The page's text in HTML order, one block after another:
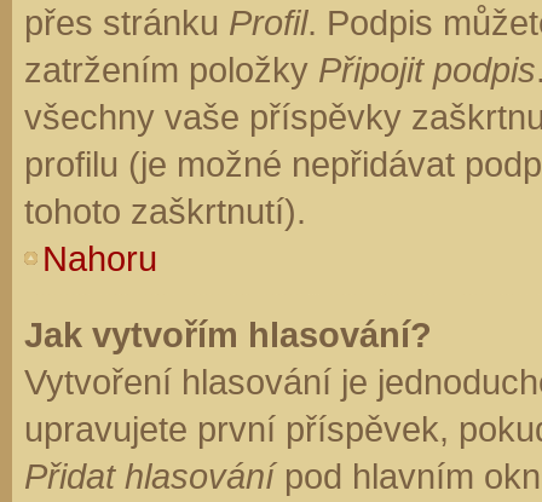
přes stránku Profil. Podpis
zatržením položky Připojit podpis
všechny vaše příspěvky
profilu (je možné nepřidávat
tohoto zaškrtnutí).
Nahoru
Jak vytvořím hlasování?
Vytvoření hlasování je
upravujete první příspěvek,
Přidat hlasovánípod hlavním